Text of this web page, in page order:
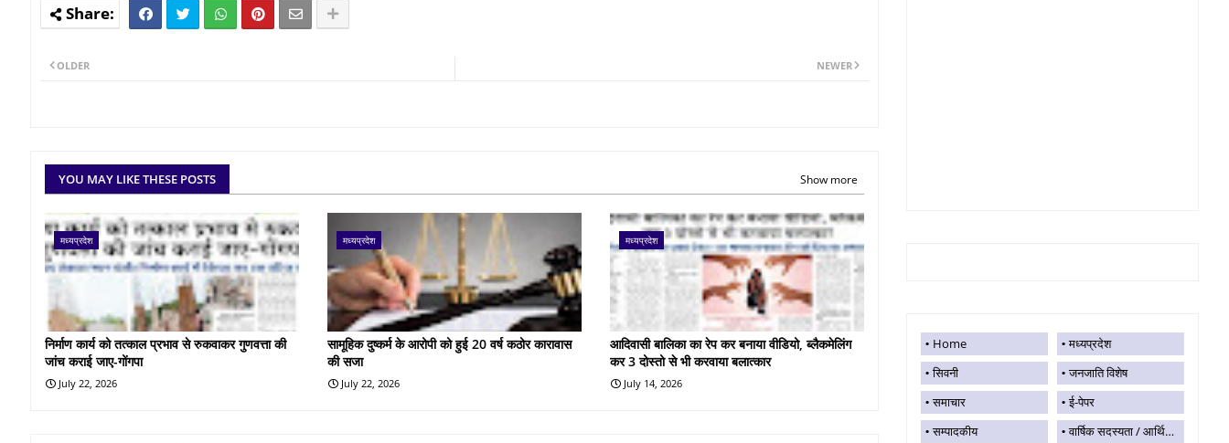
NEWER
OLDER
YOU MAY LIKE THESE POSTS Show more
मध्यप्रदेश
निर्माण कार्य को तत्काल प्रभाव से रुकवाकर गुणवत्ता की
जांच कराई जाए-गोंगपा
July 22, 2026
मध्यप्रदेश
सामूहिक दुष्कर्म के आरोपी को हुई 20 वर्ष कठोर कारावास
की सजा
July 22, 2026
मध्यप्रदेश
आदिवासी बालिका का रेप कर बनाया वीडियो, ब्लैकमेलिंग
कर 3 दोस्तो से भी करवाया बलात्कार
July 14, 2026
Home
मध्यप्रदेश
सिवनी
जनजाति विशेष
समाचार
ई-पेपर
सम्पादकीय
वार्षिक सदस्यता / आर्थिक सहयोग